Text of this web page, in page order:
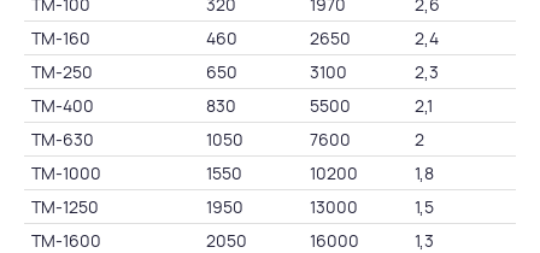
ТМ-160
460 2650 2,4
ТМ-250
650 3100 2,3
ТМ-400
830 5500 2,1
ТМ-630
1050 7600 2
ТМ-1000
1550 10200 1,8
ТМ-1250
1950 13000 1,5
ТМ-1600
2050 16000 1,3